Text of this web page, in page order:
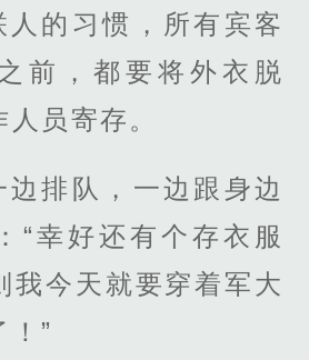
人的习惯，所有宾客
前，都要将外衣脱
员寄存。
边排队，一边跟身边
“幸好还有个存衣服
我今天就要穿着军大
”